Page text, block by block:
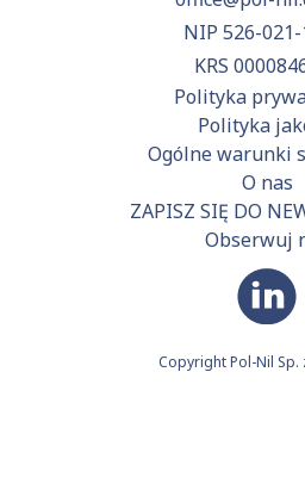
NIP 526-
KRS
Polityka
Polityka
Ogólne warunki
O nas
ZAPISZ SIĘ DO
Obserwuj
Copyright Pol-Nil Sp.